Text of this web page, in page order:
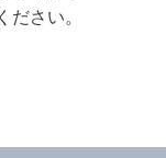
ださい。